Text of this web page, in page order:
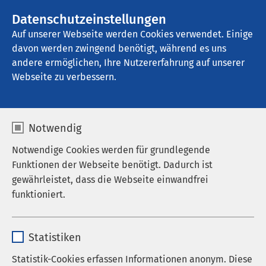
Datenschutzeinstellungen
Auf unserer Webseite werden Cookies verwendet. Einige
davon werden zwingend benötigt, während es uns
andere ermöglichen, Ihre Nutzererfahrung auf unserer
Webseite zu verbessern.
Notwendig
Notwendige Cookies werden für grundlegende
Funktionen der Webseite benötigt. Dadurch ist
gewährleistet, dass die Webseite einwandfrei
funktioniert.
Anbieter sgalinski
Statistiken
Statistik-Cookies erfassen Informationen anonym. Diese
AMEOS Klinikum Osnabrück
Bildergalerie